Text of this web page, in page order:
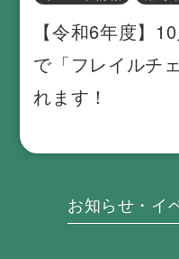
【令和6年度】
で「フレイルチ
れます！
お知らせ・